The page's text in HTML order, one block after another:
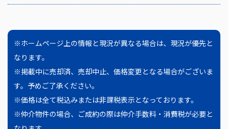
※ホームページ上の情報と現況が異なる場合は、現況が優先と
なります。
※掲載中に売却済、売却中止、価格変更となる場合がございま
す。予めご了承ください。
※価格は全て税込みまたは非課税表示となっております。
※仲介物件の場合、ご成約の際は仲介手数料・消費税が必要と